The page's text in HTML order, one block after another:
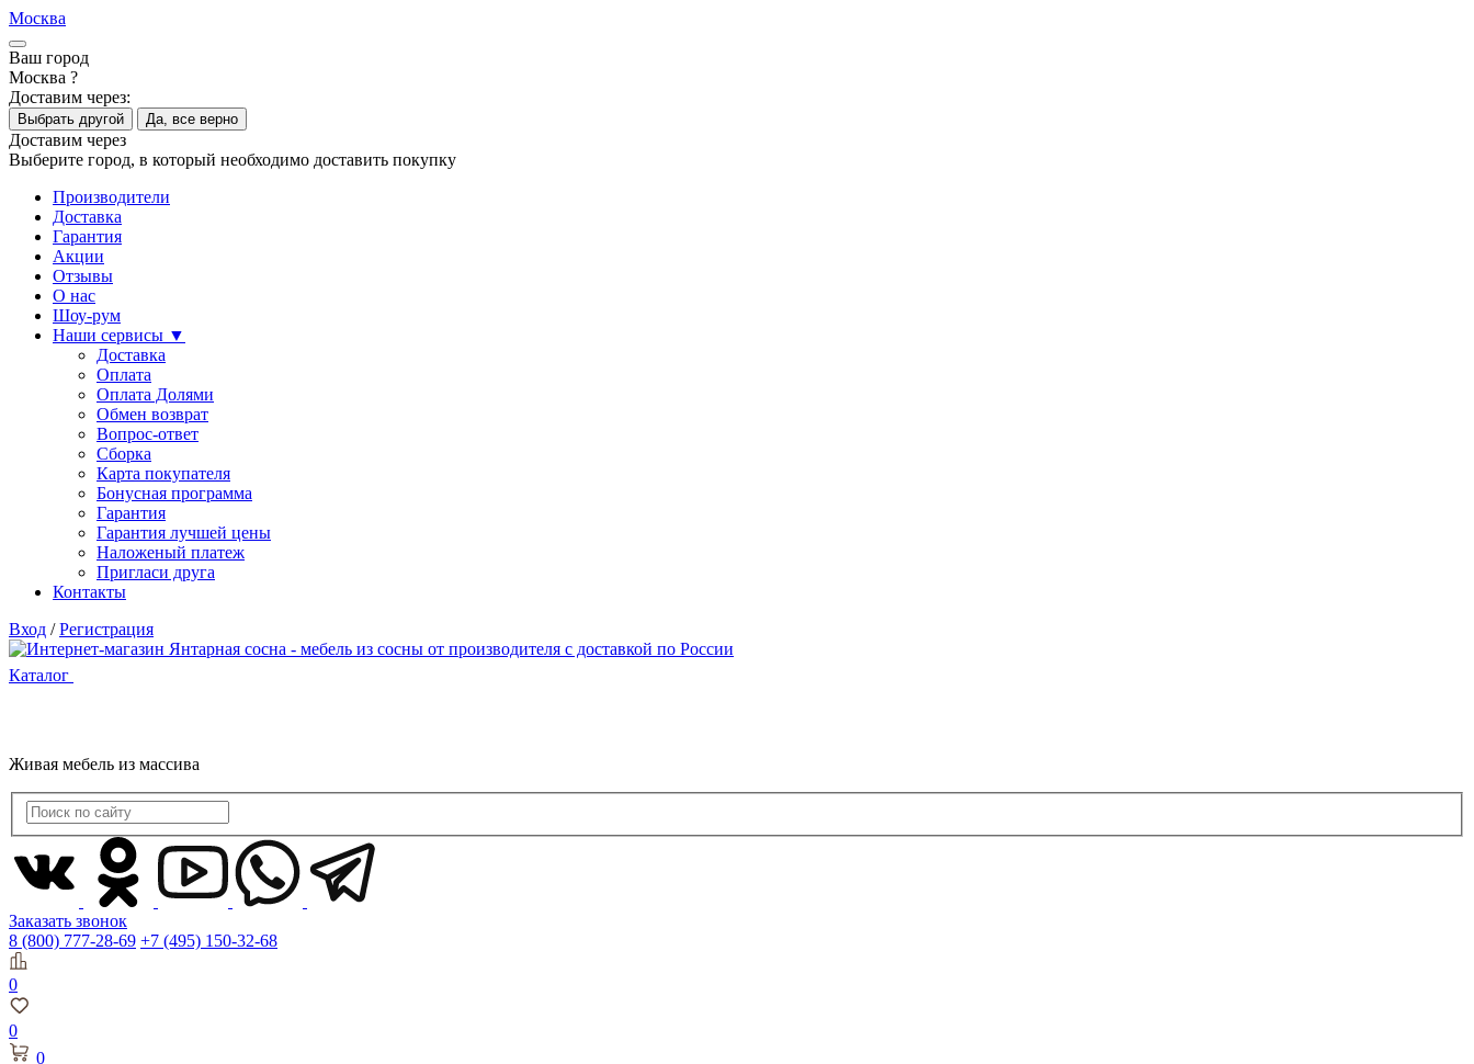
Москва
Ваш город
Москва ?
Доставим через:
Выбрать другой Да, все верно
Доставим через
Выберите город, в который необходимо доставить покупку
Производители
Доставка
Гарантия
Акции
Отзывы
О нас
Шоу-рум
Наши сервисы ▼
Доставка
Оплата
Оплата Долями
Обмен возврат
Вопрос-ответ
Сборка
Карта покупателя
Бонусная программа
Гарантия
Гарантия лучшей цены
Наложеный платеж
Пригласи друга
Контакты
Вход / Регистрация
Каталог
Живая мебель из массива
Заказать звонок
8 (800) 777-28-69 +7 (495) 150-32-68
0
0
0